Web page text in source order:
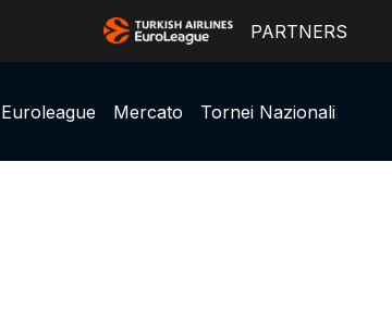
PARTNERS
Euroleague Mercato Tornei Nazionali